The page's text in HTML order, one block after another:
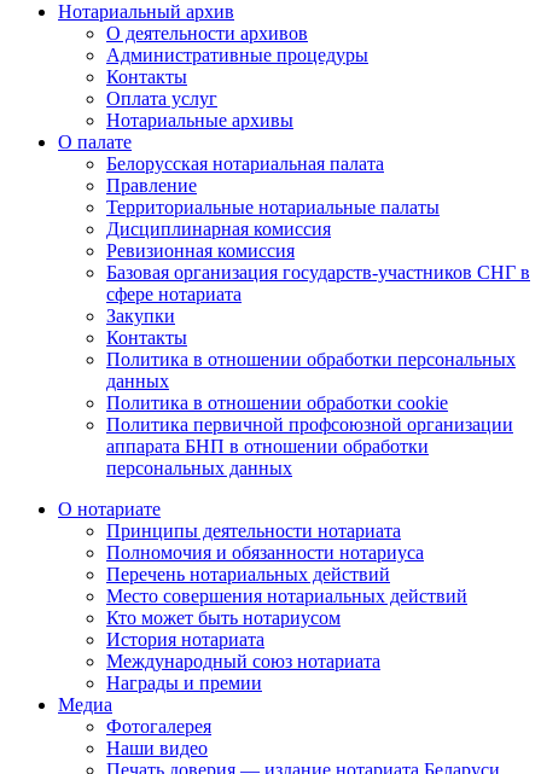
Нотариальный архив
О деятельности архивов
Административные процедуры
Контакты
Оплата услуг
Нотариальные архивы
О палате
Белорусская нотариальная палата
Правление
Территориальные нотариальные палаты
Дисциплинарная комиссия
Ревизионная комиссия
Базовая организация государств-участников СНГ в
сфере нотариата
Закупки
Контакты
Политика в отношении обработки персональных
данных
Политика в отношении обработки cookie
Политика первичной профсоюзной организации
аппарата БНП в отношении обработки
персональных данных
О нотариате
Принципы деятельности нотариата
Полномочия и обязанности нотариуса
Перечень нотариальных действий
Место совершения нотариальных действий
Кто может быть нотариусом
История нотариата
Международный союз нотариата
Награды и премии
Медиа
Фотогалерея
Наши видео